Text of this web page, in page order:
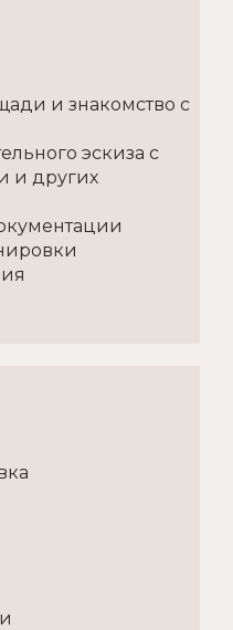
и знакомство с
эскиза с
и других